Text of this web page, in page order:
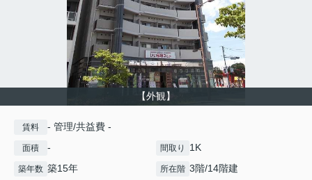
【外観】
賃料 - 管理/共益費 -
面積 - 間取り 1K
築年数 築15年 所在階 3階/14階建